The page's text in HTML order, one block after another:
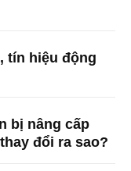
tín hiệu động
bị nâng cấp
đổi ra sao?